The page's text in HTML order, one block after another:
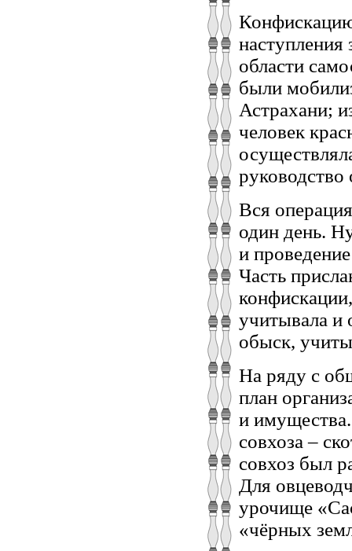
области
были
Астрахани;
человек
руководство
Вся
один день.
и
Часть
учитывала и
обыск,
На ряду с
план
и
совхоза –
совхоз был
Для
урочище
«чёрных